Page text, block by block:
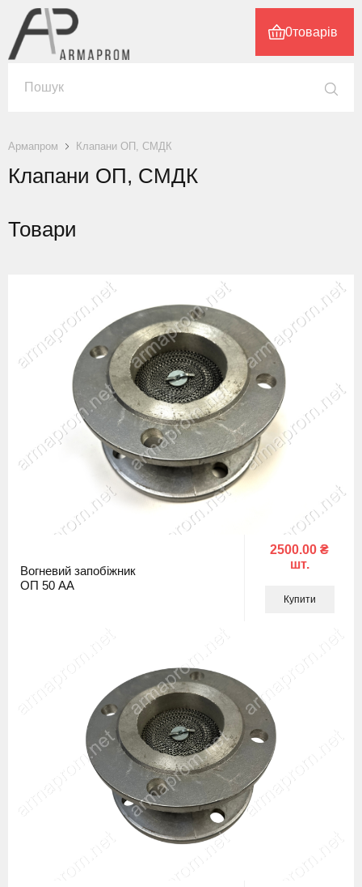
0товарів
Армапром Клапани ОП, СМДК
Клапани ОП, СМДК
Товари
Вогневий запобіжник
ОП 50 АА
2500.00 ₴
шт.
Купити